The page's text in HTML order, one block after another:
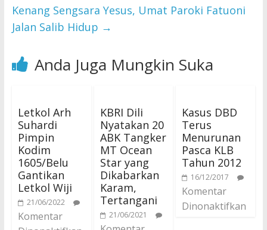
Kenang Sengsara Yesus, Umat Paroki Fatuoni
Jalan Salib Hidup →
Anda Juga Mungkin Suka
Letkol Arh
Suhardi
Pimpin
Kodim
1605/Belu
Gantikan
Letkol Wiji
21/06/2022
Komentar
KBRI Dili
Nyatakan 20
ABK Tangker
MT Ocean
Star yang
Dikabarkan
Karam,
Tertangani
21/06/2021
Kasus DBD
Terus
Menurunan
Pasca KLB
Tahun 2012
16/12/2017
Komentar
Dinonaktifkan